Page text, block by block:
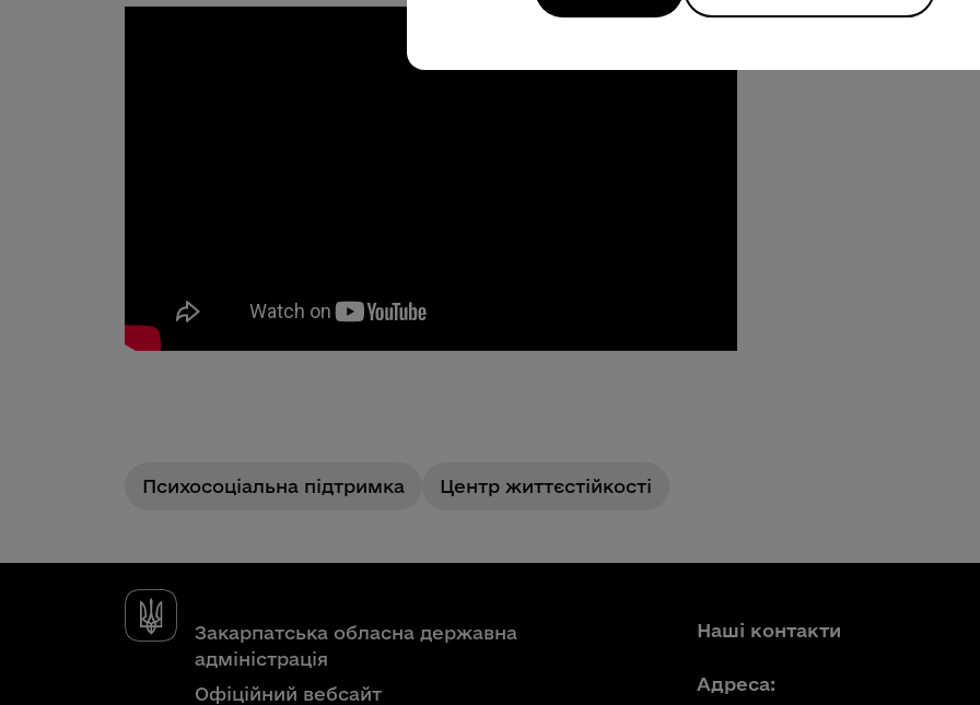
Психосоціальна підтримка Центр життєстійкості
Закарпатська обласна державна
адміністрація
Офіційний вебсайт
Наші контакти
Адреса: